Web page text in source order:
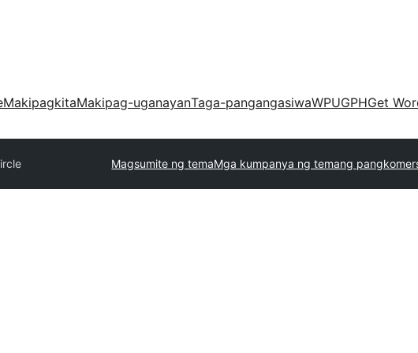
MakipagkitaMakipag-uganayanTaga-pangangasiwaWPUGPHGet
Magsumite ng temaMga kumpanya ng temang